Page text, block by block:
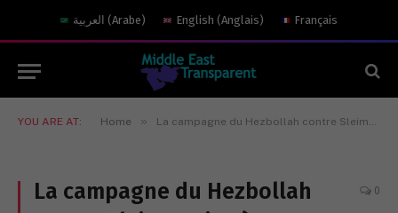
العربية (Arabe) English (Anglais) Français
YOU ARE AT: Home » La campagne du Hezbollah contre Sleiman vise à soumettre, d’emblée, le prochain président
La campagne du Hezbollah
0